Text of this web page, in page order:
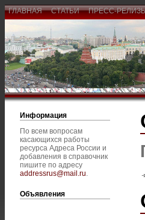
ГЛАВНАЯ СТАТЬИ ПРЕСС-
Информация
По всем вопросам
касающихся работы
ресурса Адреса России и
добавления в справочник
пишите по адресу
addressrus@mail.ru.
Объявления